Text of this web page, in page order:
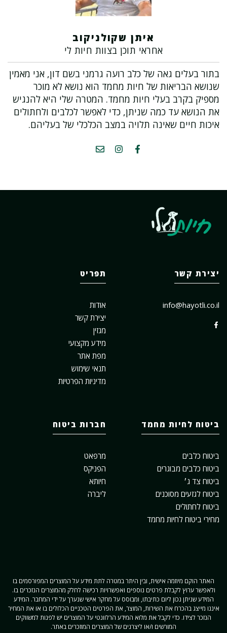
איתן שקולניקוב
אחראי תוכן בצוות חיות לי
בתור בעלים גאה של כלב רועה גרמני בשם דון, אני מאמין
שנושא הבריאות של חיות מחמד הוא נושא לא מוכר
מספיק בקרב בעלי חיות מחמד. המטרה שלי היא להנגיש
את הנושא עד כמה שניתן, כדי לאפשר לכלבים ולחתולים
איכות חיים שאינה תלויה במצב הכלכלי של בעליהם.
יצירת קשר
info@hayotli.co.il
תפריט
אודות
יצירת קשר
מגזין
מידע מקצועי
מפת אתר
תנאי שימוש
מדיניות הפרטיות
ביטוח לחיות מחמד
ביטוח כלבים
ביטוח כלבים מבוגרים
ביטוח צד ג׳
ביטוח לגזעים מסוכנים
ביטוח לחתולים
מחירי ביטוח לחיות מחמד
חברות ביטוח
מרפאט
הפניקס
חיותא
ליברה
האתר הוקם מיוזמה אישית, ובין היתר במטרה לתת מידע על המוצרים המפורסמים בו
ולאפשר ערוץ לקבלת פרטים נוספים ואפשרויות רכישה לחלק מהמוצרים הנזכרים בו.
המידע שניתן נכון ליום כתיבתו, ומבוסס על מחקר אישי שנערך על ידי המחבר. המידע
איננו מייצג בהכרח את השירות, המוצר, את הפרטים הטכניים הכלולים בו או את המחיר
הנזכר לצידו. כדי לקבל את מלוא המידע הרלוונטי על המוצרים יש לפנות למשווקים
המורשים ו/או ליצרנים של המוצרים המוזכרים באתר.